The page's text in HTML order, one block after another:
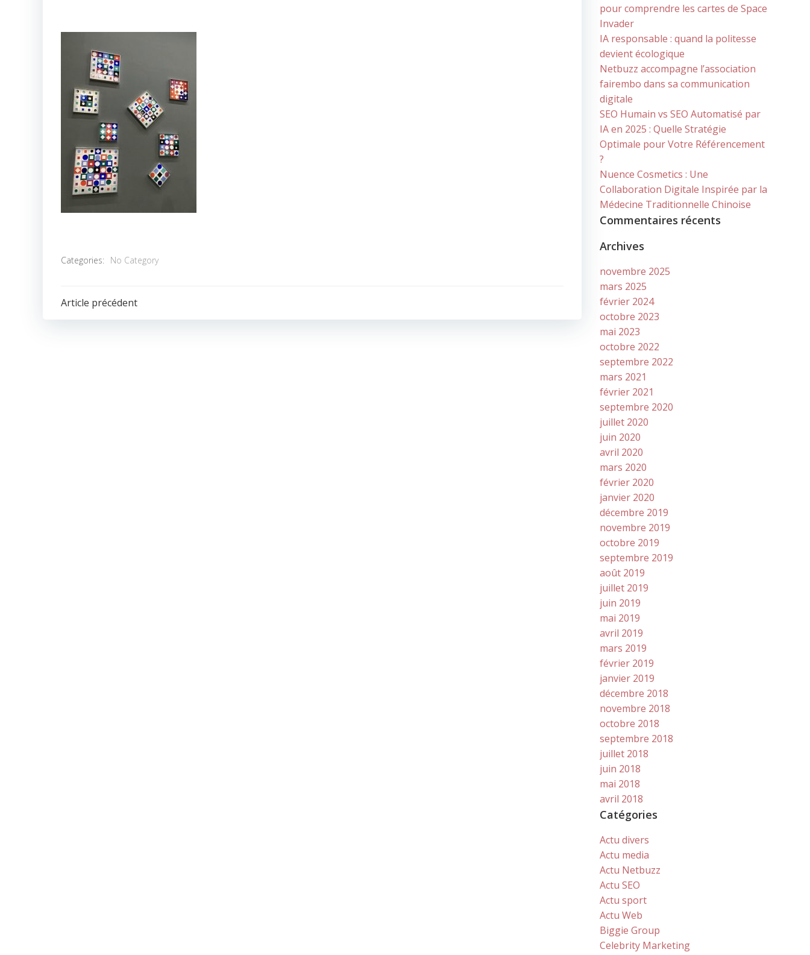
Categories: No Category
POST
NAVIGATION
Article précédent
pour comprendre les cartes de Space
Invader
IA responsable : quand la politesse
devient écologique
Netbuzz accompagne l’association
fairembo dans sa communication
digitale
SEO Humain vs SEO Automatisé par
IA en 2025 : Quelle Stratégie
Optimale pour Votre Référencement
?
Nuence Cosmetics : Une
Collaboration Digitale Inspirée par la
Médecine Traditionnelle Chinoise
Commentaires récents
Archives
novembre 2025
mars 2025
février 2024
octobre 2023
mai 2023
octobre 2022
septembre 2022
mars 2021
février 2021
septembre 2020
juillet 2020
juin 2020
avril 2020
mars 2020
février 2020
janvier 2020
décembre 2019
novembre 2019
octobre 2019
septembre 2019
août 2019
juillet 2019
juin 2019
mai 2019
avril 2019
mars 2019
février 2019
janvier 2019
décembre 2018
novembre 2018
octobre 2018
septembre 2018
juillet 2018
juin 2018
mai 2018
avril 2018
Catégories
Actu divers
Actu media
Actu Netbuzz
Actu SEO
Actu sport
Actu Web
Biggie Group
Celebrity Marketing